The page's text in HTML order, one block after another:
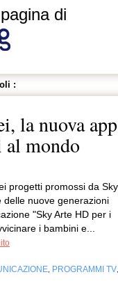
di
:
la nuova app
al mondo
progetti promossi da Sky
delle nuove generazioni
"Sky Arte HD per i
i bambini e...
PROGRAMMI TV